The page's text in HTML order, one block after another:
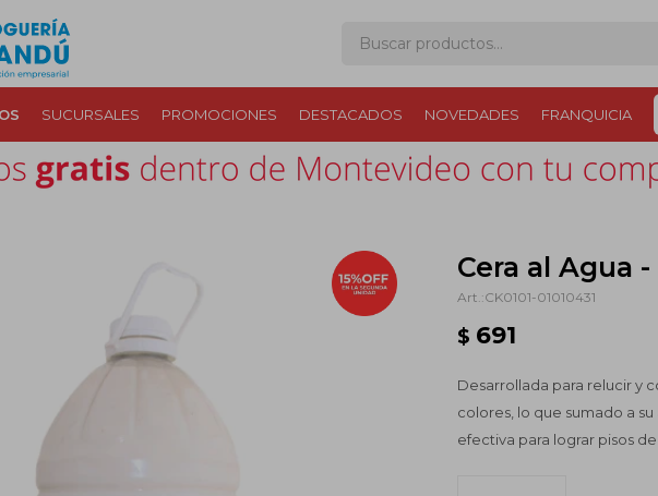
SUCURSALES PROMOCIONES DESTACADOS NOVEDADES FRANQUICIA
Cera al Agua -
CK0101-01010431
$ 691
Desarrollada para relucir y
colores, lo que sumado a
efectiva para lograr pisos